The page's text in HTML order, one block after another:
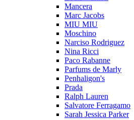
Mancera
Marc Jacobs
MIU MIU
Moschino
Narciso Rodriguez
Nina Ricci
Paco Rabanne
Parfums de Marly
Penhaligon's
Prada
Ralph Lauren
Salvatore Ferragamo
Sarah Jessica Parker